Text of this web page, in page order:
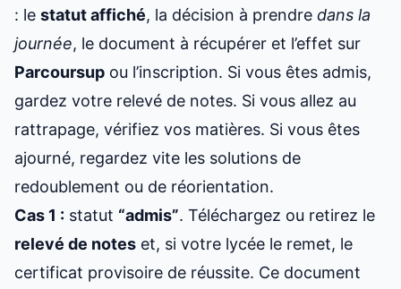
: le statut affiché, la décision à prendre dans la
journée, le document à récupérer et l’effet sur
Parcoursup ou l’inscription. Si vous êtes admis,
gardez votre relevé de notes. Si vous allez au
rattrapage, vérifiez vos matières. Si vous êtes
ajourné, regardez vite les solutions de
redoublement ou de réorientation.
Cas 1 : statut “admis”. Téléchargez ou retirez le
relevé de notes et, si votre lycée le remet, le
certificat provisoire de réussite. Ce document